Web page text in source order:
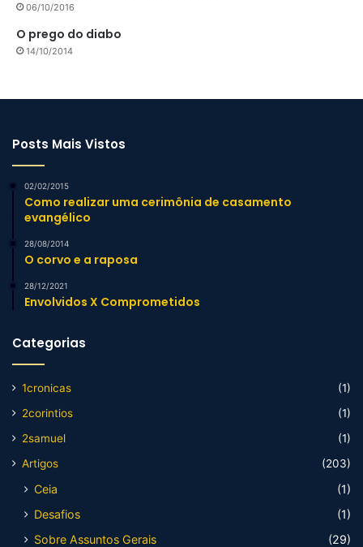
06/10/2016
O prego do diabo
14/10/2014
Posts Mais Vistos
02/02/2015
Como realizar uma cerimônia de casamento
evangélico
28/08/2014
O corvo e a raposa
28/12/2021
Envolvidos X Comprometidos
Categorias
1cronicas
(1)
2corintios
(1)
2samuel
(1)
Artigos
(203)
Ceia
(1)
Desafios
(1)
Sobre Assuntos Gerais
(29)